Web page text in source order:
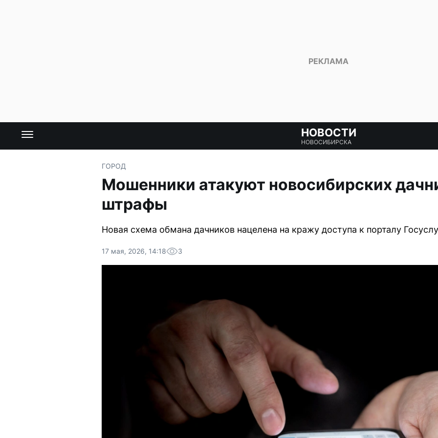
НОВОСТИ
НОВОСИБИРСКА
ГОРОД
Мошенники атакуют новосибирских
штрафы
Новая схема обмана дачников нацелена на кражу доступа к порталу
17 мая, 2026, 14:18 3